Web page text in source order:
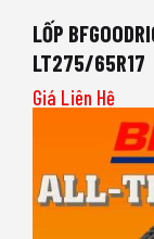
LỐP
LT275/65R17
Giá Liên Hệ